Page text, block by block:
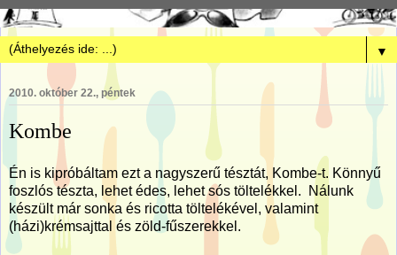
▼
2010. október 22., péntek
Kombe
Én is kipróbáltam ezt a nagyszerű tésztát, Kombe-t. Könnyű
foszlós tészta, lehet édes, lehet sós töltelékkel. Nálunk
készült már sonka és ricotta töltelékével, valamint
(házi)krémsajttal és zöld-fűszerekkel.